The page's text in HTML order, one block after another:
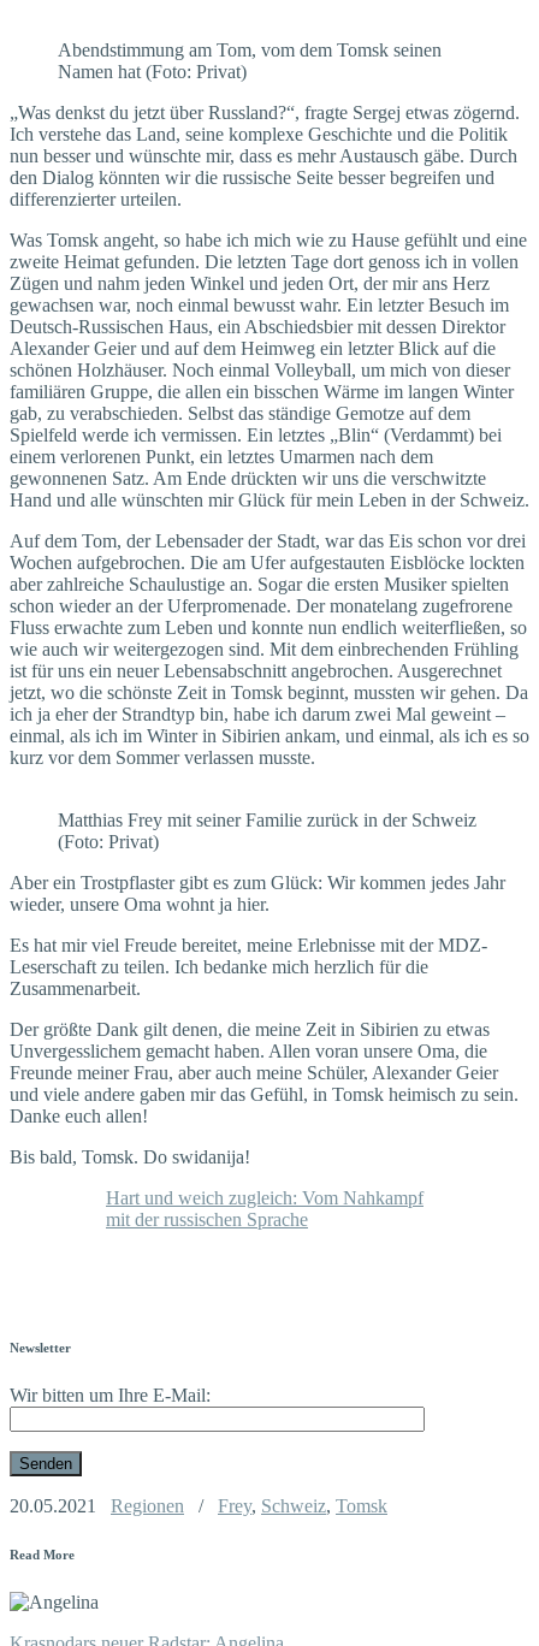
Abendstimmung am Tom, vom dem Tomsk seinen
Namen hat (Foto: Privat)
„Was denkst du jetzt über Russland?“, fragte Sergej etwas zögernd.
Ich verstehe das Land, seine komplexe Geschichte und die Politik
nun besser und wünschte mir, dass es mehr Austausch gäbe. Durch
den Dialog könnten wir die rus­sische Seite besser begreifen und
differenzierter urteilen.
Was Tomsk angeht, so habe ich mich wie zu Hause gefühlt und eine
zweite Heimat gefunden. Die letzten Tage dort genoss ich in vollen
Zügen und nahm jeden Winkel und jeden Ort, der mir ans Herz
gewachsen war, noch einmal bewusst wahr. Ein letzter Besuch im
Deutsch-Russischen Haus, ein Abschiedsbier mit dessen Direktor
Alexander Geier und auf dem Heimweg ein letzter Blick auf die
schönen Holzhäuser. Noch einmal Volleyball, um mich von dieser
familiären Gruppe, die allen ein bisschen Wärme im langen Winter
gab, zu verabschieden. Selbst das ständige Gemotze auf dem
Spielfeld werde ich vermissen. Ein letztes „Blin“ (Verdammt) bei
einem verlorenen Punkt, ein letztes Umarmen nach dem
gewonnenen Satz. Am Ende drückten wir uns die verschwitzte
Hand und alle wünschten mir Glück für mein Leben in der Schweiz.
Auf dem Tom, der Lebensader der Stadt, war das Eis schon vor drei
Wochen aufgebrochen. Die am Ufer aufgestauten Eisblöcke lockten
aber zahlreiche Schaulustige an. Sogar die ersten Musiker spielten
schon wieder an der Uferpromenade. Der monatelang zugefrorene
Fluss erwachte zum Leben und konnte nun endlich weiterfließen, so
wie auch wir weitergezogen sind. Mit dem einbrechenden Frühling
ist für uns ein neuer Lebensabschnitt angebrochen. Ausgerechnet
jetzt, wo die schönste Zeit in Tomsk beginnt, mussten wir gehen. Da
ich ja eher der Strandtyp bin, habe ich darum zwei Mal geweint –
einmal, als ich im Winter in Sibirien ankam, und einmal, als ich es so
kurz vor dem Sommer verlassen musste.
Matthias Frey mit seiner Familie zurück in der Schweiz
(Foto: Privat)
Aber ein Trostpflaster gibt es zum Glück: Wir kommen jedes Jahr
wieder, unsere Oma wohnt ja hier.
Es hat mir viel Freude bereitet, meine Erlebnisse mit der MDZ-
Leserschaft zu teilen. Ich bedanke mich herzlich für die
Zusammenarbeit.
Der größte Dank gilt denen, die meine Zeit in Sibirien zu etwas
Unvergesslichem gemacht haben. Allen voran unsere Oma, die
Freunde meiner Frau, aber auch meine Schüler, Alexander Geier
und viele andere gaben mir das Gefühl, in Tomsk heimisch zu sein.
Danke euch allen!
Bis bald, Tomsk. Do swidanija!
Hart und weich zugleich: Vom Nahkampf
mit der russischen Sprache
Newsletter
Wir bitten um Ihre E-Mail:
20.05.2021 Regionen / Frey, Schweiz, Tomsk
Read More